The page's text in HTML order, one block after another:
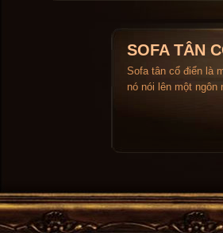
SOFA TÂN
Sofa tân cổ điển là
nó nói lên một